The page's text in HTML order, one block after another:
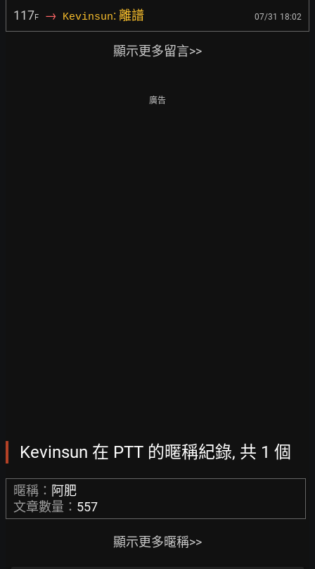
117F → Kevinsun: 離譜 07/31 18:02
顯示更多留言>>
廣告
Kevinsun 在 PTT 的暱稱紀錄, 共 1 個
暱稱： 阿肥
文章數量： 557
顯示更多暱稱>>